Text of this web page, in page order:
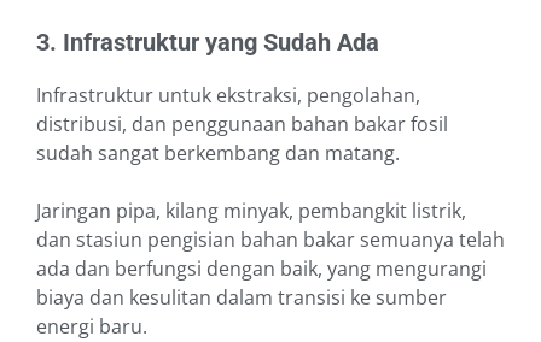
3. Infrastruktur yang Sudah Ada
Infrastruktur untuk ekstraksi, pengolahan,
distribusi, dan penggunaan bahan bakar fosil
sudah sangat berkembang dan matang.
Jaringan pipa, kilang minyak, pembangkit listrik,
dan stasiun pengisian bahan bakar semuanya telah
ada dan berfungsi dengan baik, yang mengurangi
biaya dan kesulitan dalam transisi ke sumber
energi baru.